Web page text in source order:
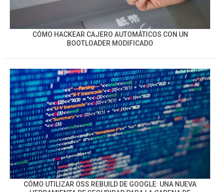
CÓMO HACKEAR CAJERO AUTOMÁTICOS CON UN
BOOTLOADER MODIFICADO
CÓMO UTILIZAR OSS REBUILD DE GOOGLE: UNA NUEVA